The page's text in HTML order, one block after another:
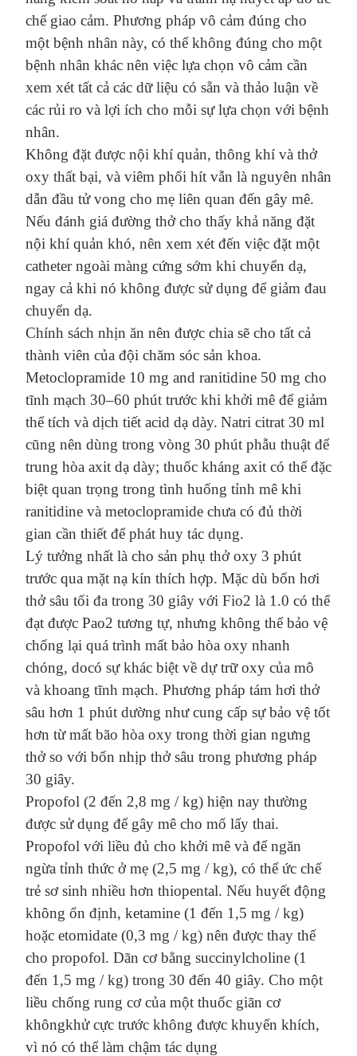
chế giao cảm. Phương pháp vô cảm đúng cho
một bệnh nhân này, có thể không đúng cho một
bệnh nhân khác nên việc lựa chọn vô cảm cần
xem xét tất cả các dữ liệu có sẵn và thảo luận về
các rủi ro và lợi ích cho mỗi sự lựa chọn với bệnh
nhân.
Không đặt được nội khí quản, thông khí và thở
oxy thất bại, và viêm phổi hít vẫn là nguyên nhân
dẫn đầu tử vong cho mẹ liên quan đến gây mê.
Nếu đánh giá đường thở cho thấy khả năng đặt
nội khí quản khó, nên xem xét đến việc đặt một
catheter ngoài màng cứng sớm khi chuyển dạ,
ngay cả khi nó không được sử dụng để giảm đau
chuyển dạ.
Chính sách nhịn ăn nên được chia sẽ cho tất cả
thành viên của đội chăm sóc sản khoa.
Metoclopramide 10 mg and ranitidine 50 mg cho
tĩnh mạch 30–60 phút trước khi khởi mê để giảm
thể tích và dịch tiết acid dạ dày. Natri citrat 30 ml
cũng nên dùng trong vòng 30 phút phẫu thuật để
trung hòa axit dạ dày; thuốc kháng axit có thể đặc
biệt quan trọng trong tình huống tỉnh mê khi
ranitidine và metoclopramide chưa có đủ thời
gian cần thiết để phát huy tác dụng.
Lý tưởng nhất là cho sản phụ thở oxy 3 phút
trước qua mặt nạ kín thích hợp. Mặc dù bốn hơi
thở sâu tối đa trong 30 giây với Fio2 là 1.0 có thể
đạt được Pao2 tương tự, nhưng không thể bảo vệ
chống lại quá trình mất bảo hòa oxy nhanh
chóng, docó sự khác biệt về dự trữ oxy của mô
và khoang tĩnh mạch. Phương pháp tám hơi thở
sâu hơn 1 phút dường nhưcung cấp sự bảo vệ tốt
hơn từ mất bão hòa oxy trong thời gian ngưng
thở so với bốn nhịp thở sâu trong phương pháp
30 giây.
Propofol (2 đến 2,8 mg / kg) hiện nay thường
được sử dụng để gây mê cho mổ lấy thai.
Propofol với liều đủ cho khởi mê và để ngăn
ngừa tỉnh thức ởmẹ (2,5 mg / kg), có thểức chế
trẻ sơ sinh nhiều hơn thiopental. Nếu huyết động
không ổn định, ketamine (1 đến 1,5 mg / kg)
hoặc etomidate (0,3 mg / kg) nên được thay thế
cho propofol. Dãn cơ bằng succinylcholine (1
đến 1,5 mg / kg) trong 30 đến 40 giây. Cho một
liều chống rung cơ của một thuốc giãn cơ
khôngkhử cực trước không được khuyến khích,
vì nó có thểlàm chậm tác dụng